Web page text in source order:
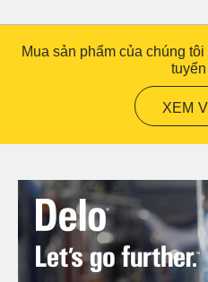
Mua sản phẩm của chúng
XEM